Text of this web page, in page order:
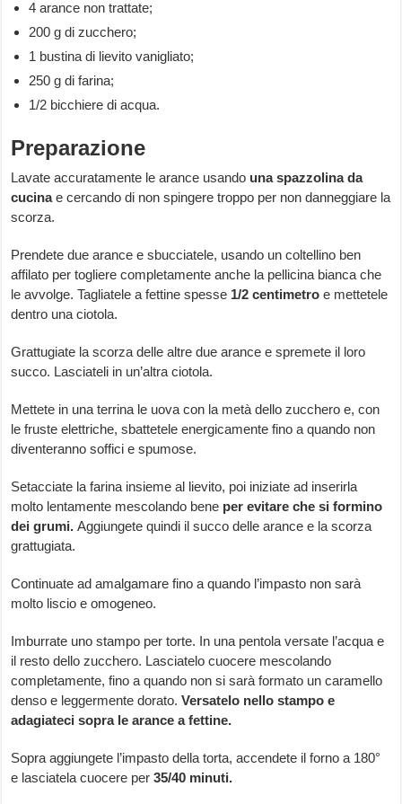
4 arance non trattate;
200 g di zucchero;
1 bustina di lievito vanigliato;
250 g di farina;
1/2 bicchiere di acqua.
Preparazione
Lavate accuratamente le arance usando una spazzolina da
cucinae cercando di non spingere troppo per non danneggiare la
scorza.
Prendete due arance e sbucciatele, usando un coltellino ben
affilato per togliere completamente anche la pellicina bianca che
le avvolge. Tagliatele a fettine spesse 1/2 centimetro e mettetele
dentro una ciotola.
Grattugiate la scorza delle altre due arance e spremete il loro
succo. Lasciateli in un’altra ciotola.
Mettete in una terrina le uova con la metà dello zucchero e, con
le fruste elettriche, sbattetele energicamente fino a quando non
diventeranno soffici e spumose.
Setacciate la farina insieme al lievito, poi iniziate ad inserirla
molto lentamente mescolando bene per evitare che si formino
dei grumi. Aggiungete quindi il succo delle arance e la scorza
grattugiata.
Continuate ad amalgamare fino a quando l’impasto non sarà
molto liscio e omogeneo.
Imburrate uno stampo per torte. In una pentola versate l’acqua e
il resto dello zucchero. Lasciatelo cuocere mescolando
completamente, fino a quando non si sarà formato un caramello
denso e leggermente dorato. Versatelo nello stampo e
adagiateci sopra le arance a fettine.
Sopra aggiungete l’impasto della torta, accendete il forno a 180°
e lasciatela cuocere per 35/40 minuti.